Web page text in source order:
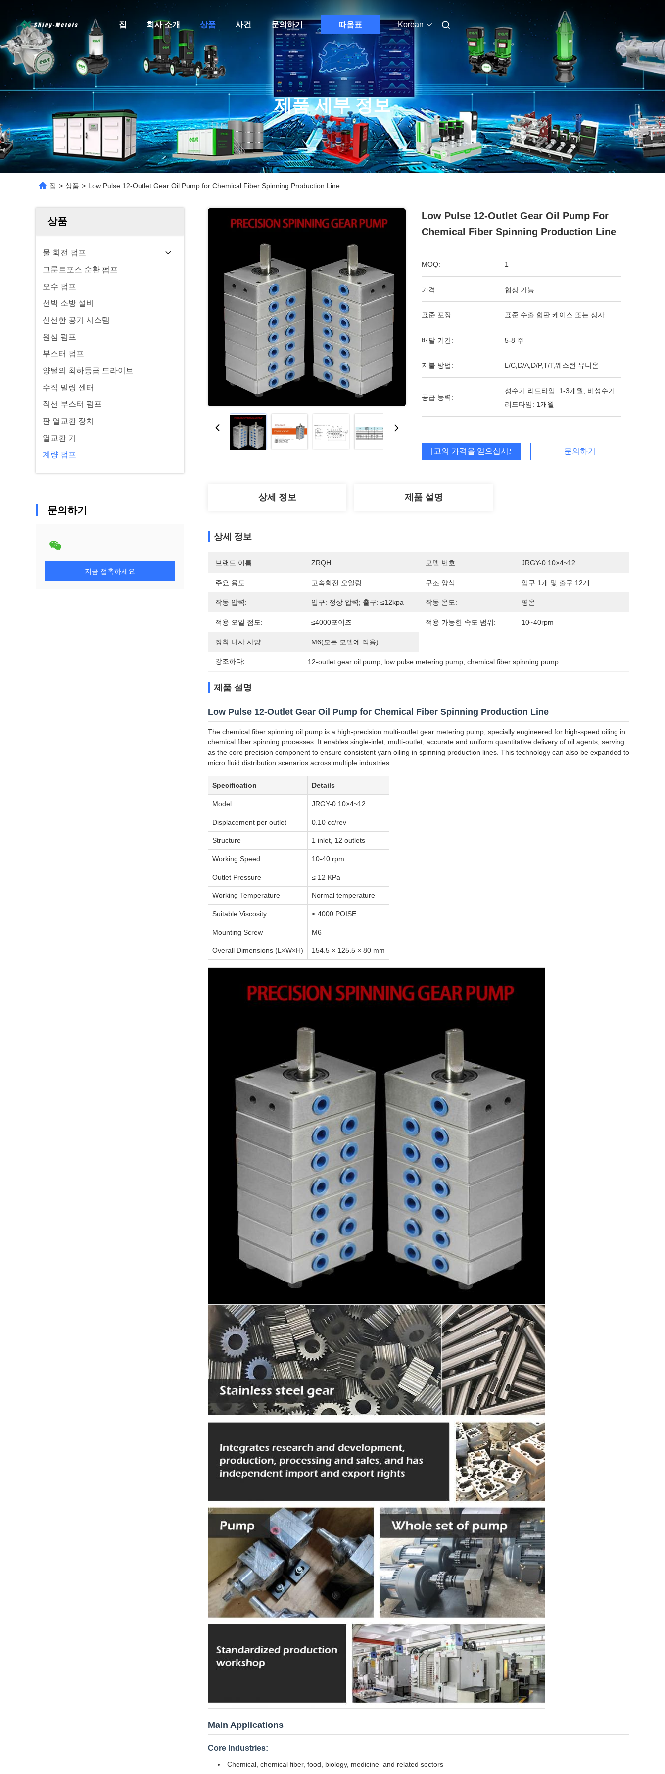
집 회사 소개 상품 사건 문의하기 따옴표 Korean
제품 세부 정보
집 > 상품 > Low Pulse 12-Outlet Gear Oil Pump for Chemical Fiber Spinning Production Line
상품
물 회전 펌프
그룬트포스 순환 펌프
오수 펌프
선박 소방 설비
신선한 공기 시스템
원심 펌프
부스터 펌프
양털의 최하등급 드라이브
수직 밀링 센터
직선 부스터 펌프
판 열교환 장치
열교환 기
계량 펌프
문의하기
지금 접촉하세요
Low Pulse 12-Outlet Gear Oil Pump For
Chemical Fiber Spinning Production Line
MOQ: 1
가격: 협상 가능
표준 포장: 표준 수출 합판 케이스 또는 상자
배달 기간: 5-8 주
지불 방법: L/C,D/A,D/P,T/T,웨스턴 유니온
공급 능력:
성수기 리드타임: 1-3개월, 비성수기
리드타임: 1개월
최고의 가격을 얻으십시오 문의하기
상세 정보 제품 설명
상세 정보
브랜드 이름 ZRQH 모델 번호 JRGY-0.10×4~12
주요 용도: 고속회전 오일링 구조 양식: 입구 1개 및 출구 12개
작동 압력: 입구: 정상 압력; 출구: ≤12kpa 작동 온도: 평온
적용 오일 점도: ≤4000포이즈 적용 가능한 속도 범위: 10~40rpm
장착 나사 사양: M6(모든 모델에 적용)
강조하다: 12-outlet gear oil pump low pulse metering pump , chemical fiber spinning pump
제품 설명
Low Pulse 12-Outlet Gear Oil Pump for Chemical Fiber Spinning Production Line
The chemical fiber spinning oil pump is a high-precision multi-outlet gear metering pump, specially engineered for high-speed oiling in
chemical fiber spinning processes. It enables single-inlet, multi-outlet, accurate and uniform quantitative delivery of oil agents, serving
as the core precision component to ensure consistent yarn oiling in spinning production lines. This technology can also be expanded to
micro fluid distribution scenarios across multiple industries.
Specification Details
Model JRGY-0.10×4~12
Displacement per outlet 0.10 cc/rev
Structure 1 inlet, 12 outlets
Working Speed 10-40 rpm
Outlet Pressure ≤ 12 KPa
Working Temperature Normal temperature
Suitable Viscosity ≤ 4000 POISE
Mounting Screw M6
Overall Dimensions (L×W×H) 154.5 × 125.5 × 80 mm
Main Applications
Core Industries:
Chemical, chemical fiber, food, biology, medicine, and related sectors